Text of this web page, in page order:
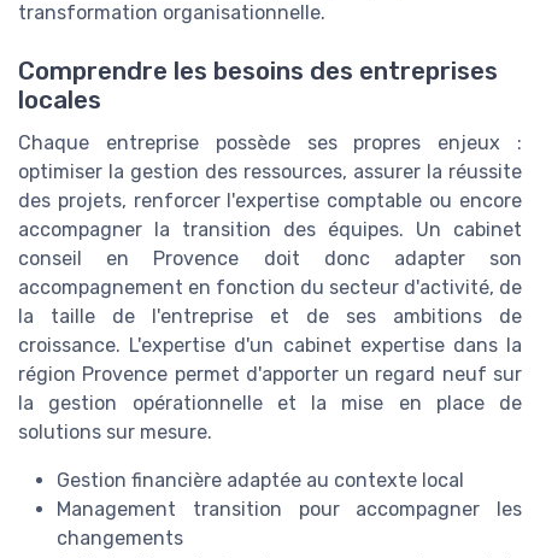
transformation organisationnelle.
Comprendre les besoins des entreprises
locales
Chaque entreprise possède ses propres enjeux :
optimiser la gestion des ressources, assurer la réussite
des projets, renforcer l'expertise comptable ou encore
accompagner la transition des équipes. Un cabinet
conseil en Provence doit donc adapter son
accompagnement en fonction du secteur d'activité, de
la taille de l'entreprise et de ses ambitions de
croissance. L'expertise d'un cabinet expertise dans la
région Provence permet d'apporter un regard neuf sur
la gestion opérationnelle et la mise en place de
solutions sur mesure.
Gestion financière adaptée au contexte local
Management transition pour accompagner les
changements